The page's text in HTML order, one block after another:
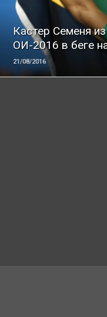
Кастер Семеня
ОИ-2016 в беге
21/08/2016